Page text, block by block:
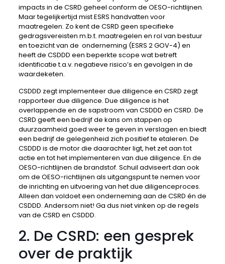
impacts in de CSRD geheel conform de OESO-richtlijnen.
Maar tegelijkertijd mist ESRS handvatten voor
maatregelen. Zo kent de CSRD geen specifieke
gedragsvereisten m.b.t. maatregelen en rol van bestuur
en toezicht van de onderneming (ESRS 2 GOV-4) en
heeft de CSDDD een beperkte scope wat betreft
identificatie t.a.v. negatieve risico’s en gevolgen in de
waardeketen.
CSDDD zegt implementeer due diligence en CSRD zegt
rapporteer due diligence. Due diligence is het
overlappende en de sapstroom van CSDDD en CSRD. De
CSRD geeft een bedrijf de kans om stappen op
duurzaamheid goed weer te geven in verslagen en biedt
een bedrijf de gelegenheid zich positief te etaleren. De
CSDDD is de motor die daarachter ligt, het zet aan tot
actie en tot het implementeren van due diligence. En de
OESO-richtlijnen de brandstof. Schuil adviseert dan ook
om de OESO-richtlijnen als uitgangspunt te nemen voor
de inrichting en uitvoering van het due diligenceproces.
Alleen dan voldoet een onderneming aan de CSRD én de
CSDDD. Andersom niet! Ga dus niet vinken op de regels
van de CSRD en CSDDD.
2. De CSRD: een gesprek
over de praktijk